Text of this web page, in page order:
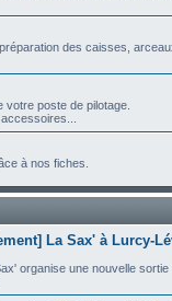
des caisses,
votre poste de pilotage.
à nos fiches.
La Sax' à Lurcy-
organise une nouvelle